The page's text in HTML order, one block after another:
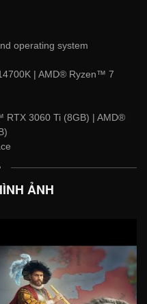
operating system
| AMD® Ryzen™ 7
RTX 3060 Ti (8GB) | AMD®
ẢNH